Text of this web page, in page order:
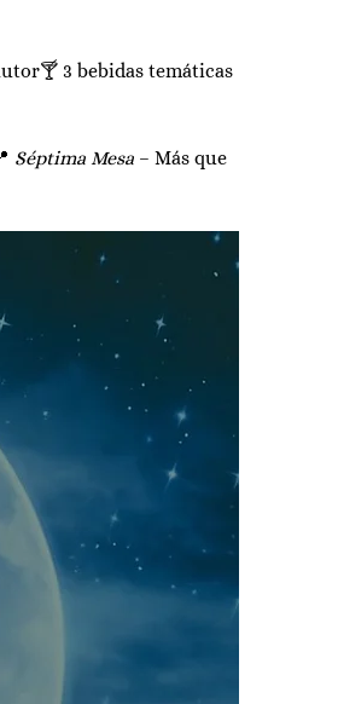
3 bebidas temáticas
Séptima Mesa – Más que